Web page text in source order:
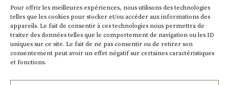
Pour offrir les meilleures expériences, nous utilisons des technologies
telles que les cookies pour stocker et/ou accéder aux informations des
appareils. Le fait de consentir à ces technologies nous permettra de
traiter des données telles que le comportement de navigation ou les ID
uniques sur ce site. Le fait de ne pas consentir ou de retirer son
consentement peut avoir un effet négatif sur certaines caractéristiques
et fonctions.
SA Le « Cochon » du titre de
l’exposition a-t-il un lien avec
cela ?
existe d’autres. J’aime les
artisans investissent les rues, les
caves, les granges d’Auzon. Le
Fumoir est l’un de ces espaces
temporaires d’accueil de la
culture. Il s’associe également à
Suivez toute l'actu de Strada